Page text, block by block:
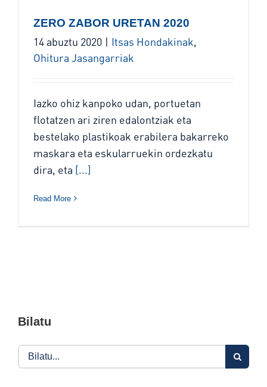
ZERO ZABOR URETAN 2020
14 abuztu 2020 | Itsas Hondakinak,
Ohitura Jasangarriak
Iazko ohiz kanpoko udan, portuetan
flotatzen ari ziren edalontziak eta
bestelako plastikoak erabilera bakarreko
maskara eta eskularruekin ordezkatu
dira, eta [...]
Read More
Bilatu
Search
for: